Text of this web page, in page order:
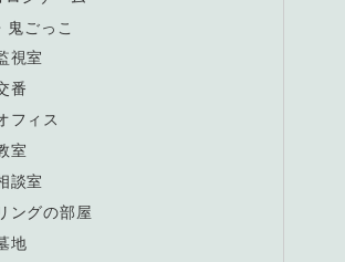
鬼ごっこ
視室
番
フィス
室
談室
ングの部屋
地